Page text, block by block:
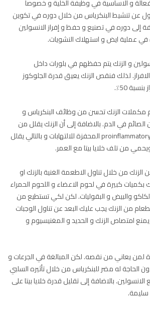
و الاساسية في وظيفة الخلية و خصوصا
عن تنشيط البنكرياس من خلال دوره في تكوين
إلى دوره في تصنيع و حفظ و إفراز الانسولين
عملية ايض و استهلاك النشويات.
و الزنك يتم حفظهم في بلورات داخل
لذلك فنقص الزنك يعيق قدرة الجلوكوز
50٪.
مكملات الزنك تحسن من وظائف البنكرياس و
في الدم. بالاضافة إلى أن الزنك يقلل من
السايتوكاينيز proinflammatory cytokines المحفزة للالتهابات و بالتالي يقلل
من تلف خلايا بيتا مع العمر.
من خلال تناول الاطعمة الغنية بالزنك او
بكميات كبيرة في لحوم الاعضاء و اللحوم الحمراء
والبيض و البقوليات. لكن لكي تستطيع من
من الزنك يجب عليك البعد عن تناول الوجبات
امتصاص الزنك و الحديد و المغنيسيوم و
لمن يعاني من نقصه. لكن المبالغة في الجرعات و
الحاجة له مضر للبنكرياس من خلال تأثيره السلبي
بالاضافة إلى تقليل قدرة خلايا بيتا على
سليمة.